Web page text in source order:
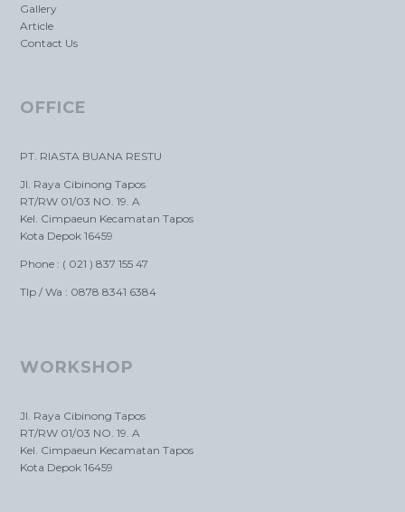
Gallery
Article
Contact Us
OFFICE
PT. RIASTA BUANA RESTU
Jl. Raya Cibinong Tapos
RT/RW 01/03 NO. 19. A
Kel. Cimpaeun Kecamatan Tapos
Kota Depok 16459
Phone : ( 021 ) 837 155 47
Tlp / Wa : 0878 8341 6384
WORKSHOP
Jl. Raya Cibinong Tapos
RT/RW 01/03 NO. 19. A
Kel. Cimpaeun Kecamatan Tapos
Kota Depok 16459